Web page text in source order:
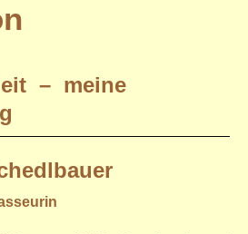
– meine